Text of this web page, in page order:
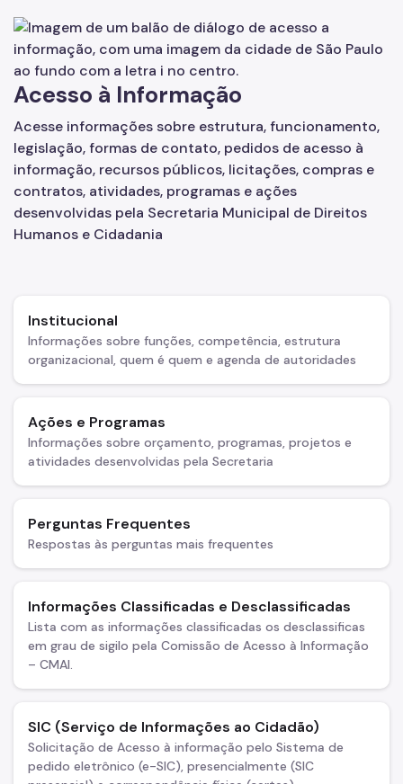
Egressos e Familiares
Igualdade Racial
Imigrantes e Trabalho Decente
Juventude
LGBTI+
Mulheres
Ouvidoria de Direitos Humanos
Políticas sobre Drogas
Promoção e Defesa dos Direitos Humanos
Fundos Vinculados
Fundo Municipal de Combate à Fome - FUMCAF
Fundo Municipal do Idoso - FMID
Fundo Municipal dos Direitos da Criança e do Adolescente
Imprensa
Assessoria de Imprensa
Acesso à Informação
Acesse informações sobre estrutura, funcionamento,
legislação, formas de contato, pedidos de acesso à
informação, recursos públicos, licitações, compras e
contratos, atividades, programas e ações
desenvolvidas pela Secretaria Municipal de Direitos
Humanos e Cidadania
Institucional
Informações sobre funções, competência, estrutura
organizacional, quem é quem e agenda de autoridades
Ações e Programas
Informações sobre orçamento, programas, projetos e
atividades desenvolvidas pela Secretaria
Perguntas Frequentes
Respostas às perguntas mais frequentes
Informações Classificadas e Desclassificadas
Lista com as informações classificadas os desclassificas
em grau de sigilo pela Comissão de Acesso à Informação
– CMAI.
SIC (Serviço de Informações ao Cidadão)
Solicitação de Acesso à informação pelo Sistema de
pedido eletrônico (e-SIC), presencialmente (SIC